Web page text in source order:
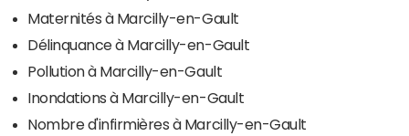
Maternités à Marcilly-en-Gault
Délinquance à Marcilly-en-Gault
Pollution à Marcilly-en-Gault
Inondations à Marcilly-en-Gault
Nombre d'infirmières à Marcilly-en-Gault